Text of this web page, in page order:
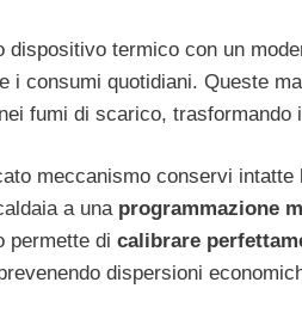
dispositivo termico con un
i consumi quotidiani. Queste
fumi di scarico,
meccanismo conservi
a una programmazione
permette di calibrare
dispersioni